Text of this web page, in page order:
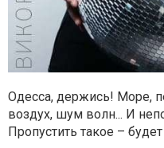
Одесса, держись! Море,
воздух, шум волн... И
Пропустить такое –